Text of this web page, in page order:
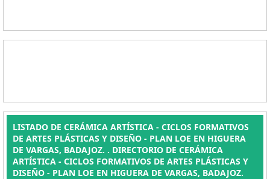
LISTADO DE CERÁMICA ARTÍSTICA - CICLOS FORMATIVOS
DE ARTES PLÁSTICAS Y DISEÑO - PLAN LOE EN HIGUERA
DE VARGAS, BADAJOZ. . DIRECTORIO DE CERÁMICA
ARTÍSTICA - CICLOS FORMATIVOS DE ARTES PLÁSTICAS Y
DISEÑO - PLAN LOE EN HIGUERA DE VARGAS, BADAJOZ.